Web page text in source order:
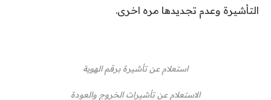
التأشيرة وعدم تجديدها مره اخرى.
استعلام عن تأشيرة برقم الهوية
الاستعلام عن تأشيرات الخروج والعودة